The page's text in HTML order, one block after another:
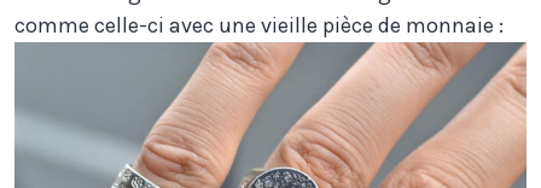
comme celle-ci avec une vieille pièce de monnaie :